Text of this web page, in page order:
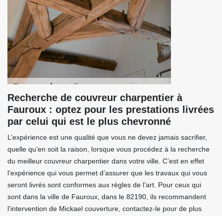
Recherche de couvreur charpentier à
Fauroux : optez pour les prestations livrées
par celui qui est le plus chevronné
L’expérience est une qualité que vous ne devez jamais sacrifier,
quelle qu’en soit la raison, lorsque vous procédez à la recherche
du meilleur couvreur charpentier dans votre ville. C’est en effet
l’expérience qui vous permet d’assurer que les travaux qui vous
seront livrés sont conformes aux règles de l’art. Pour ceux qui
sont dans la ville de Fauroux, dans le 82190, ils recommandent
l’intervention de Mickael couverture, contactez-le pour de plus